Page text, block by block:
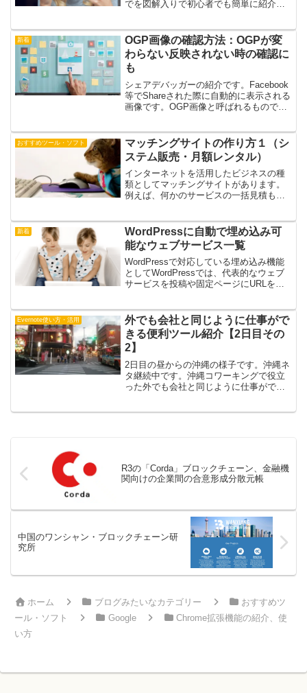
でを図解入りで初心者でも簡単に紹介し
新着
OGP画像の確認方法：OGPが変
わらない反映されない時の確認に
も
シェアデバッガーの紹介です。Facebook
等でShareされた際に自動的に表示される
画像です。OGP画像と呼ばれるものです
いちいちシェアしないと画像を設定して
いるか分からないのでこのサイトは便利
ですよ。
おすすめツール・ソフト
マッチングサイトの作り方１（シ
ステム販売・月額レンタル）
インターネットを活用したビジネスの種
類としてマッチングサイトがあります。
例えば、何かのサービスの一括見積もり
次第で色々なマッチングサイトが考えら
れます。では、アイデアや...
新着
WordPressに自動で埋め込み可
能なウェブサービス一覧
WordPressで対応している埋め込み機能
としてWordPressでは、代表的なウェブ
サービスを投稿や固定ページにURLを記
てみました今後もバージョンが上がるた
びにサービスは追加されますよ
Evernote使い方・活用
外でも会社と同じように仕事がで
きる便利ツール紹介【2日目その
2】
2日目の昼からの沖縄の様子です。沖縄ネ
タ継続中です。沖縄コワーキングで役立
った外でも会社と同じように仕事ができ
R3の「Corda」ブロックチェーン、金融機
関向けの企業間の合意形成分散元帳
中国のワンシャン・ブロックチェーン研
究所
ホーム ブログみたいなカテゴリー
おすすめツ
ール・ソフト
Google
Chrome拡張機能の紹介、使
い方